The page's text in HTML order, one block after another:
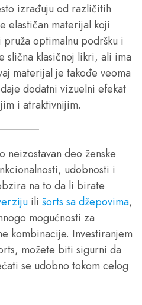
izrađuju od različitih
elastičan materijal koji
optimalnu podršku i
slična klasičnoj likri, ali ima
materijal je takođe veoma
dodatni vizuelni efekat
i atraktivnijim.
neizostavan deo ženske
udobnosti i
na to da li birate
ili šorts sa džepovima,
mogućnosti za
kombinacije. Investiranjem
možete biti sigurni da
se udobno tokom celog